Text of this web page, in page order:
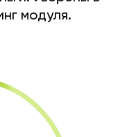
модуля.